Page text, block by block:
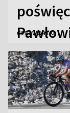
CIEKAWOSTKI